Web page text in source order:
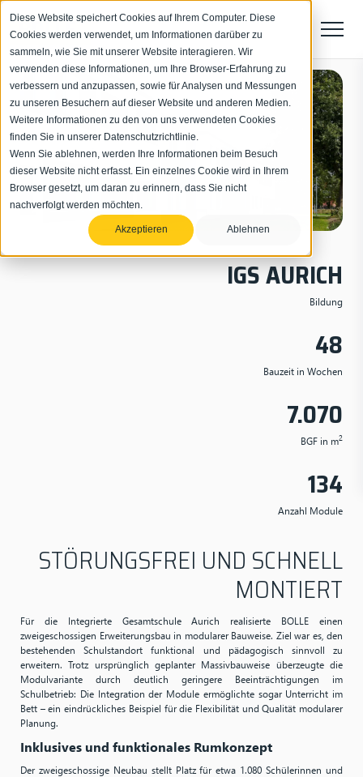
Diese Website speichert Cookies auf Ihrem Computer. Diese
Cookies werden verwendet, um Informationen darüber zu
sammeln, wie Sie mit unserer Website interagieren. Wir
verwenden diese Informationen, um Ihre Browser-Erfahrung zu
verbessern und anzupassen, sowie für Analysen und Messungen
zu unseren Besuchern auf dieser Website und anderen Medien.
Weitere Informationen zu den von uns verwendeten Cookies
finden Sie in unserer Datenschutzrichtlinie.
Wenn Sie ablehnen, werden Ihre Informationen beim Besuch
dieser Website nicht erfasst. Ein einzelnes Cookie wird in Ihrem
Browser gesetzt, um daran zu erinnern, dass Sie nicht
nachverfolgt werden möchten.
Akzeptieren Ablehnen
IGS AURICH
Bildung
48
Bauzeit in Wochen
7.070
BGF in m2
134
Anzahl Module
STÖRUNGSFREI UND SCHNELL
MONTIERT
Für die Integrierte Gesamtschule Aurich realisierte BOLLE einen
zweigeschossigen Erweiterungsbau in modularer Bauweise. Ziel war es, den
bestehenden Schulstandort funktional und pädagogisch sinnvoll zu
erweitern. Trotz ursprünglich geplanter Massivbauweise überzeugte die
Modulvariante durch deutlich geringere Beeinträchtigungen im
Schulbetrieb: Die Integration der Module ermöglichte sogar Unterricht im
Bett – ein eindrückliches Beispiel für die Flexibilität und Qualität modularer
Planung.
Inklusives und funktionales Rumkonzept
Der zweigeschossige Neubau stellt Platz für etwa 1.080 Schülerinnen und